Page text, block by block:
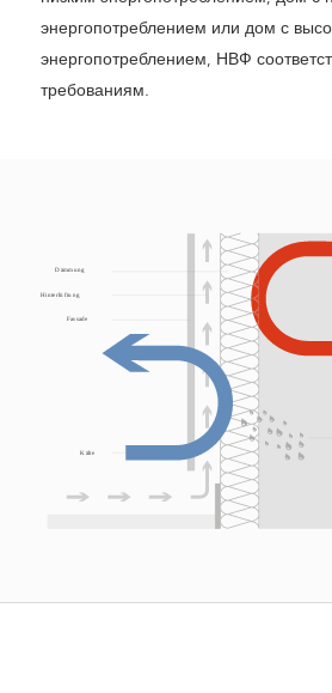
энергопотреблением или дом с
энергопотреблением, НВФ
требованиям.